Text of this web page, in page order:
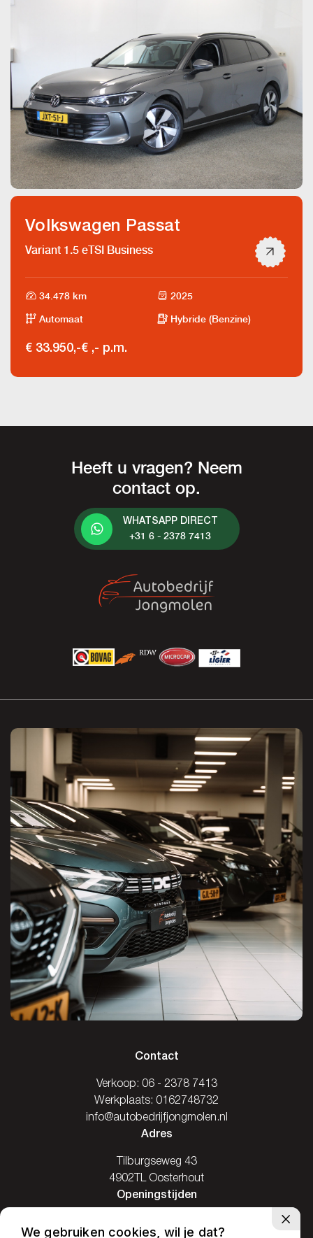
Volkswagen Passat
Variant 1.5 eTSI Business
34.478 km 2025
Automaat Hybride (Benzine)
€ 33.950,-€ ,- p.m.
Heeft u vragen? Neem
contact op.
WHATSAPP DIRECT
+31 6 - 2378 7413
Contact
Verkoop: 06 - 2378 7413
Werkplaats: 0162748732
info@autobedrijfjongmolen.nl
Adres
Tilburgseweg 43
4902TL Oosterhout
Openingstijden
We gebruiken cookies, wil je dat?